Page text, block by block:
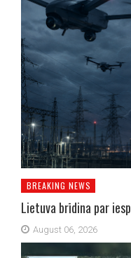
BREAKING NEWS
Lietuva brīdina par
August 06, 2026